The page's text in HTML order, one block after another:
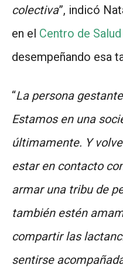
colectiva”, indicó
en el Centro de
desempeñando esa
“La persona
Estamos en una
últimamente. Y
estar en contacto
armar una tribu de
también estén
compartir las
sentirse